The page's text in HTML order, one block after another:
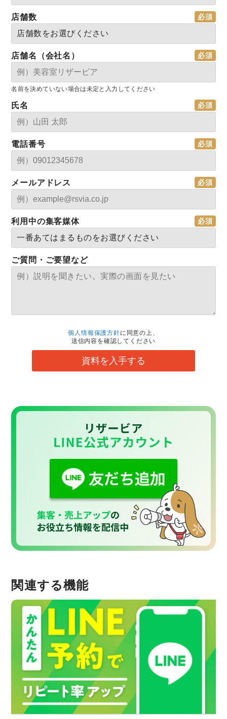
店舗数
店舗名（会社名）
名前を決めていない場合は未定と入力してください
氏名
電話番号
メールアドレス
利用中の集客媒体
ご質問・ご要望など
個人情報保護方針に同意の上、
送信内容を確認してください
資料を入手する
関連する機能